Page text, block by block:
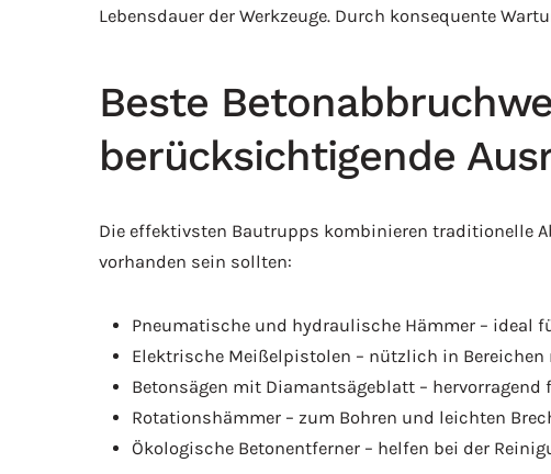
Lebensdauer der Werkzeuge. Durch konsequente
Beste
berücksichtigende
Die effektivsten Bautrupps kombinieren traditionelle
vorhanden sein sollten:
Pneumatische und hydraulische Hämmer – ideal
Elektrische Meißelpistolen – nützlich in Bereichen
Betonsägen mit Diamantsägeblatt –
Rotationshämmer – zum Bohren und leichten
Ökologische Betonentferner – helfen bei der